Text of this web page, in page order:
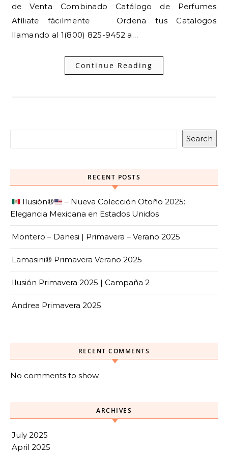
de Venta Combinado Catálogo de Perfumes
Afíliate fácilmente Ordena tus Catalogos
llamando al 1(800) 825-9452 a…
Continue Reading
Search
RECENT POSTS
Ilusión®️
– Nueva Colección Otoño 2025:
Elegancia Mexicana en Estados Unidos
Montero – Danesi | Primavera – Verano 2025
Lamasini® Primavera Verano 2025
Ilusión Primavera 2025 | Campaña 2
Andrea Primavera 2025
RECENT COMMENTS
No comments to show.
ARCHIVES
July 2025
April 2025